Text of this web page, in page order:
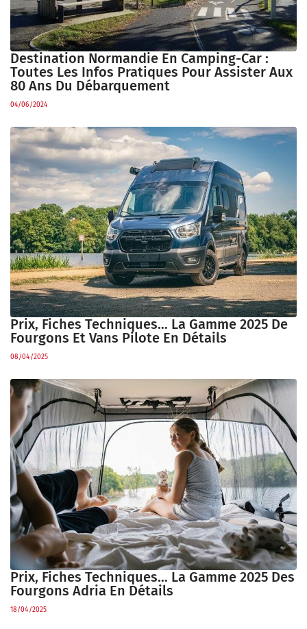
Destination Normandie En Camping-Car :
Toutes Les Infos Pratiques Pour Assister Aux
80 Ans Du Débarquement
04/06/2024
Prix, Fiches Techniques… La Gamme 2025 De
Fourgons Et Vans Pilote En Détails
08/04/2025
Prix, Fiches Techniques… La Gamme 2025 Des
Fourgons Adria En Détails
18/04/2025